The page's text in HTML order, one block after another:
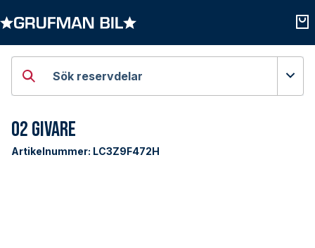
Sök reservdelar
O2 Givare
Artikelnummer: LC3Z9F472H